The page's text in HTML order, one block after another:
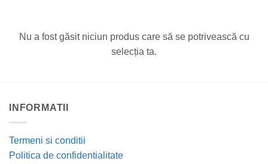
Nu a fost găsit niciun produs care să se potrivească cu
selecția ta.
INFORMATII
Termeni si conditii
Politica de confidentialitate